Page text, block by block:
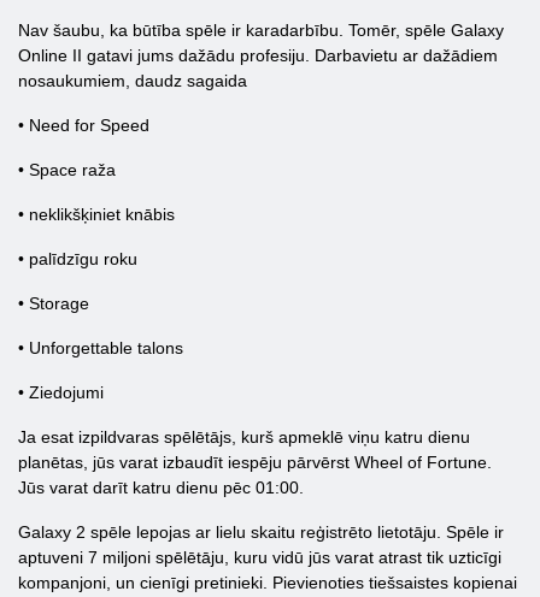
Nav šaubu, ka būtība spēle ir karadarbību. Tomēr, spēle Galaxy
Online ΙΙ gatavi jums dažādu profesiju. Darbavietu ar dažādiem
nosaukumiem, daudz sagaida
• Need for Speed ​​
• Space raža
• neklikšķiniet knābis
• palīdzīgu roku
• Storage
• Unforgettable talons
• Ziedojumi
Ja esat izpildvaras spēlētājs, kurš apmeklē viņu katru dienu
planētas, jūs varat izbaudīt iespēju pārvērst Wheel of Fortune.
Jūs varat darīt katru dienu pēc 01:00.
Galaxy 2 spēle lepojas ar lielu skaitu reģistrēto lietotāju. Spēle ir
aptuveni 7 miljoni spēlētāju, kuru vidū jūs varat atrast tik uzticīgi
kompanjoni, un cienīgi pretinieki. Pievienoties tiešsaistes kopienai